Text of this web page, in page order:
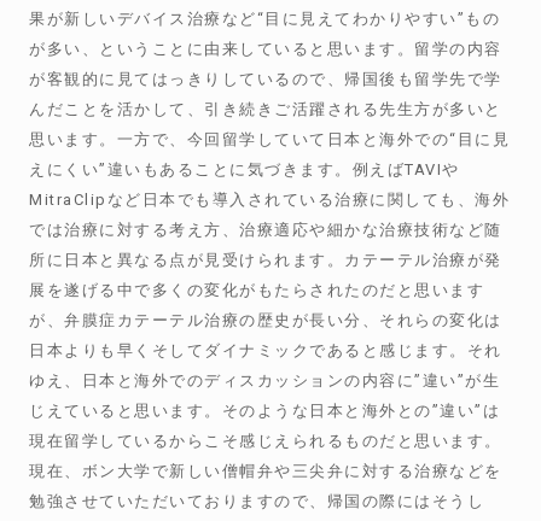
果が新しいデバイス治療など“目に見えてわかりやすい”もの
が多い、ということに由来していると思います。留学の内容
が客観的に見てはっきりしているので、帰国後も留学先で学
んだことを活かして、引き続きご活躍される先生方が多いと
思います。一方で、今回留学していて日本と海外での“目に見
えにくい”違いもあることに気づきます。例えばTAVIや
MitraClipなど日本でも導入されている治療に関しても、海外
では治療に対する考え方、治療適応や細かな治療技術など随
所に日本と異なる点が見受けられます。カテーテル治療が発
展を遂げる中で多くの変化がもたらされたのだと思います
が、弁膜症カテーテル治療の歴史が長い分、それらの変化は
日本よりも早くそしてダイナミックであると感じます。それ
ゆえ、日本と海外でのディスカッションの内容に”違い”が生
じえていると思います。そのような日本と海外との”違い”は
現在留学しているからこそ感じえられるものだと思います。
現在、ボン大学で新しい僧帽弁や三尖弁に対する治療などを
勉強させていただいておりますので、帰国の際にはそうし